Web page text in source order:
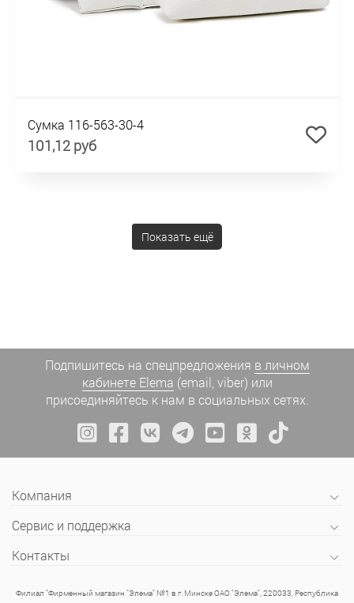
Сумка 116-563-30-4
101,12 руб
Показать ещё
Подпишитесь на спецпредложения в личном
кабинете Elema (email, viber) или
присоединяйтесь к нам в социальных сетях.
Компания
Сервис и поддержка
Контакты
Филиал "Фирменный магазин "Элема" №1 в г. Минске ОАО "Элема", 220033, Республика